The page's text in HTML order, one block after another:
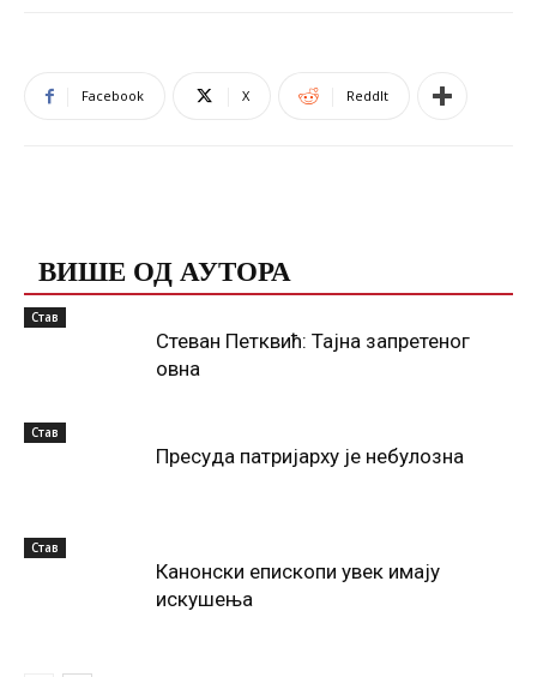
Facebook X ReddIt
ВИШЕ ОД АУТОРА
Став
Стеван Петквић: Тајна запретеног
овна
Став
Пресуда патријарху је небулозна
Став
Канонски епископи увек имају
искушења